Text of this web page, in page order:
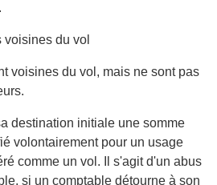
du vol
voisines du vol, mais ne sont pas
destination initiale une somme
volontairementpour un usage
comme un vol. Il s'agit d'un abus
si un comptable détourne à son